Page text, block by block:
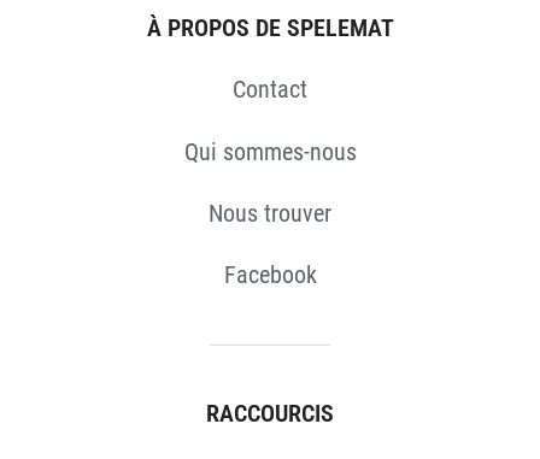
À PROPOS DE SPELEMAT
Contact
Qui sommes-nous
Nous trouver
Facebook
RACCOURCIS